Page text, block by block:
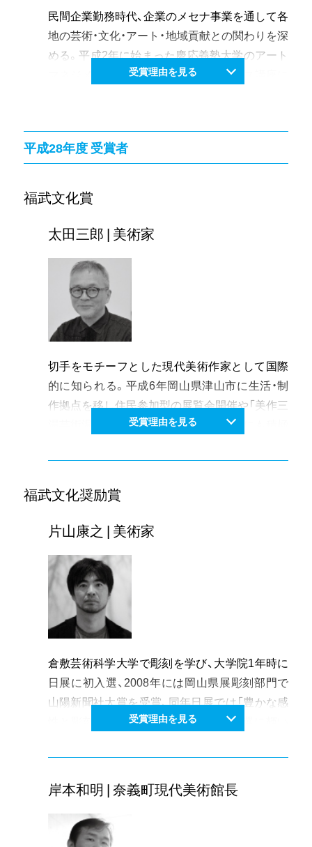
に開館。さらに、会社をやめて2館目のシネマ・ク
レール丸の内を平成13年開館し、上映を続けて
いる。
シネマコンプレックス(複合映画館)の台頭で既
存の映画館が次々に閉館し、シネマ・クレール石
観客動員は見込めないが、良質な国内外の映画を
提供し続けてきたシネマ・クレールが、岡山の映
像文化に果たしてきた役割は大きい。
民間企業勤務時代、企業のメセナ事業を通して各
地の芸術・文化・アート・地域貢献との関わりを深
める。平成2年に始まった慶応義塾大学のアート
マネジメント・プロデュースのオムニバス講座に
曽の鋳物の復興をアートとのコラボレーション
によって実現できないかと考え鬼ノ城塾を発
鬼ノ城塾は、会田誠、山口晃など日本を代表する
美術家や西沢立衛をはじめ世界で活躍する建築
家、南條史生や秋元雄史といった美術館長など多
者を集め、アーティストやアートに興味がある人
たちの交流の場となっている。平成28年には、講
師の一人、世界的に知られる美術家榎忠氏と古代
の鉄とのアートコラボ「鬼・鐵・忠」を実現して注
目された。平成29年8月に通算100回目を迎え、
聴講者は延べ5000人を超えている。
古くから鉄の集落とされてきた総社市阿曽地区
において、地域に残る古代吉備の鉄文化を現代ア
ートの力で再興・伝承していく取り組みはユニー
した役割は大きい。
受賞理由を見る
平成28年度 受賞者
福武文化賞
太田三郎 | 美術家
切手をモチーフとした現代美術作家として国際
的に知られる。平成6年岡山県津山市に生活・制
作拠点を移し住民参加型の展覧会開催や「美作三
湯芸術温度」などのアートプロジェクトにも積極
役割を担うと共に、岡山の文化芸術の振興に貢献
さらに津山市を中心とした県北エリアで活動す
るダウン症児親の会では、子どもと一緒にグッズ
を制作し、手指の訓練と経済的自立を試みたり、
津山市の特産「横野和紙」の商品開発や需要の拡
大に取り組むなど、文化芸術による地域づくりへ
の貢献度は高い。自身の制作にとどまらない氏
の活動は、岡山県の文化芸術の振興に大きく寄与
し、顕彰するに値する。
受賞理由を見る
福武文化奨励賞
片山康之 | 美術家
倉敷芸術科学大学で彫刻を学び、大学院1年時に
日展に初入選、2008年には岡山県展彫刻部門で
山陽新聞社大賞を受賞、同年日展では「豊かな感
性と彫刻表現の今を感じさせる」と特選に輝い
を追求し、国内外のグループ展、個展で成果を披
露し続けている。
作品制作の一方でアートと社会の関係という問
題を常に考えている。閉館していた旧萩野美術
館を現代アートで新たに再生させようとする試
受賞理由を見る
岸本和明 | 奈義町現代美術館長